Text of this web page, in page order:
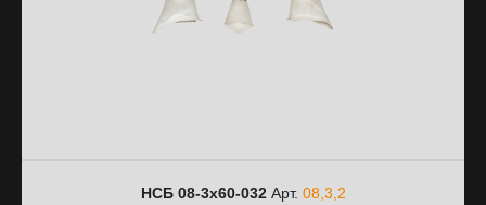
НСБ 08-3х60-032Арт. 08,3,2